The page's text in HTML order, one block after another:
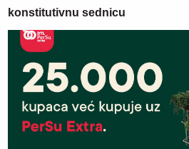
konstitutivnu sednicu